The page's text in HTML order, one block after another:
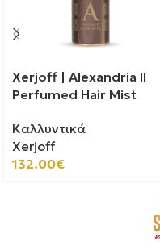
Xerjoff | Alexandria II
Perfumed Hair Mist
Καλλυντικά
Xerjoff
132.00€